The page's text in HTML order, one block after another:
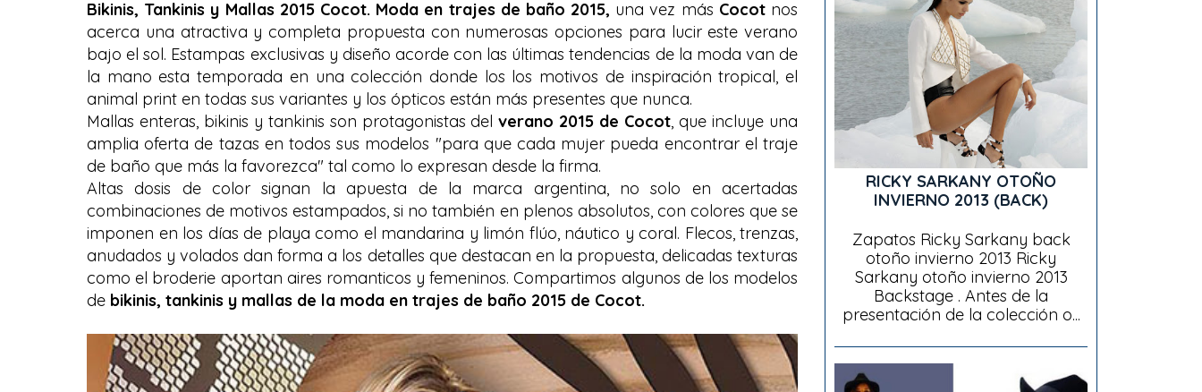
Bikinis, Tankinis y Mallas 2015 Cocot. Moda en trajes de baño 2015, una vez más Cocotnos
acerca una atractiva y completa propuesta con numerosas opciones para lucir este verano
bajo el sol. Estampas exclusivas y diseño acorde con las últimas tendencias de la moda van de
la mano esta temporada en una colección donde los los motivos de inspiración tropical, el
animal print en todas sus variantes y los ópticos están más presentes que nunca.
Mallas enteras, bikinis y tankinis son protagonistas delverano 2015 de Cocot, que incluye una
amplia oferta de tazas en todos sus modelos "para que cada mujer pueda encontrar el traje
de baño que más la favorezca" tal como lo expresan desde la firma.
Altas dosis de color signan la apuesta de la marca argentina, no solo en acertadas
combinaciones de motivos estampados, si no también en plenos absolutos, con colores que se
imponen en los días de playa como el mandarina y limón flúo, náutico y coral. Flecos, trenzas,
anudados y volados dan forma a los detalles que destacan en la propuesta, delicadas texturas
como el broderie aportan aires romanticos y femeninos. Compartimos algunos de los modelos
de bikinis, tankinis y mallas de la moda en trajes de baño 2015 de Cocot.
RICKY SARKANY OTOÑO
INVIERNO 2013 (BACK)
Zapatos Ricky Sarkany back
otoño invierno 2013 Ricky
Sarkany otoño invierno 2013
Backstage . Antes de la
presentación de la colección o...